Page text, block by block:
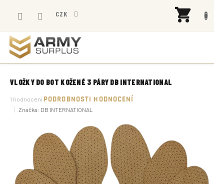
CZK
VLOŽKY DO BOT KOŽENÉ 3 PÁRY DB INTERNATIONAL
Průměrné
hodnocení
produktu
hvězdiček.
1 hodnocení PODROBNOSTI HODNOCENÍ
Značka: DB INTERNATIONAL